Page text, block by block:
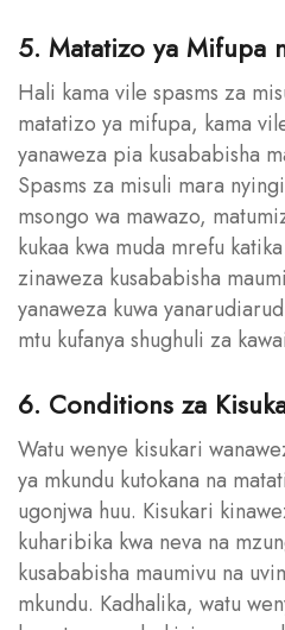
5. Matatizo ya Mifupa
Hali kama vile spasms za
matatizo ya mifupa, kama
yanaweza pia kusababisha
Spasms za misuli mara
msongo wa mawazo,
kukaa kwa muda mrefu
zinaweza kusababisha
yanaweza kuwa
mtu kufanya shughuli za
6. Conditions za
Watu wenye kisukari
ya mkundu kutokana na
ugonjwa huu. Kisukari
kuharibika kwa neva na
kusababisha maumivu na
mkundu. Kadhalika, watu